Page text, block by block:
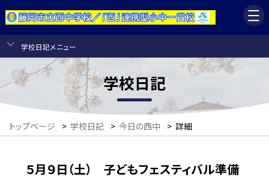
学校日記メニュー
学校日記
トップページ > 学校日記 > 今日の西中 > 詳細
５月９日（土） 子どもフェスティバル準備